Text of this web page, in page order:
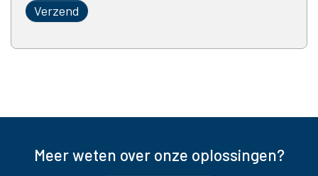
Meer weten over onze oplossingen?